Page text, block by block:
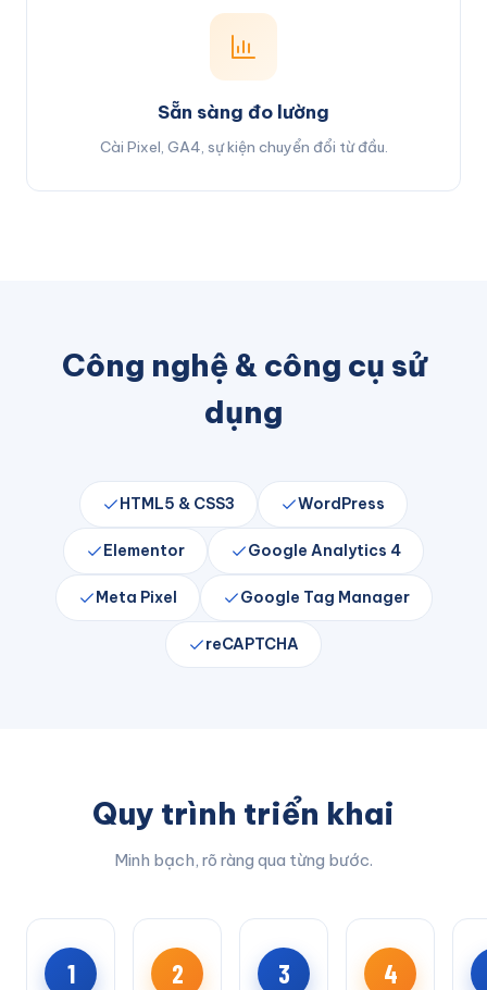
Sẵn sàng đo lường
Cài Pixel, GA4, sự kiện chuyển đổi từ đầu.
Công nghệ & công cụ sử
dụng
HTML5 & CSS3 WordPress
Elementor Google Analytics 4
Meta Pixel Google Tag Manager
reCAPTCHA
Quy trình triển khai
Minh bạch, rõ ràng qua từng bước.
1 2 3 4